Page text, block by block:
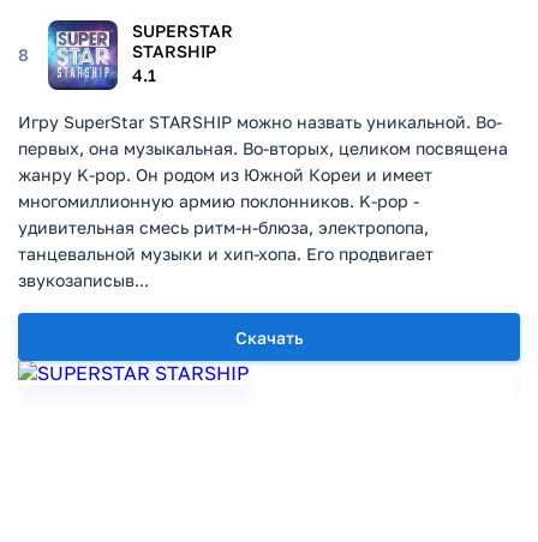
8
SUPERSTAR
STARSHIP
4.1
Скачать
Игру SuperStar STARSHIP можно назвать уникальной. Во-
первых, она музыкальная. Во-вторых, целиком посвящена
жанру K-pop. Он родом из Южной Кореи и имеет
многомиллионную армию поклонников. K-pop -
удивительная смесь ритм-н-блюза, электропопа,
танцевальной музыки и хип-хопа. Его продвигает
звукозаписыв...